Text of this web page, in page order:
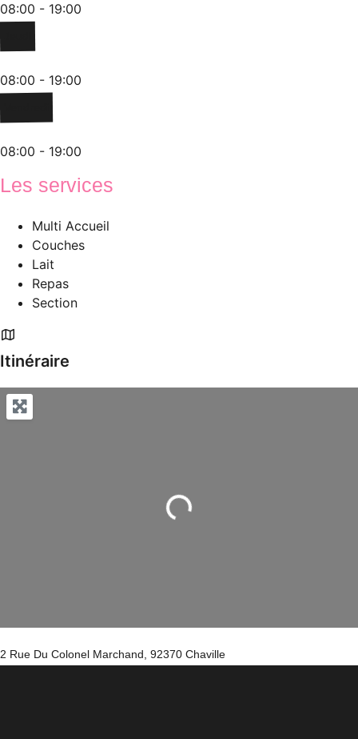
08:00 - 19:00
08:00 - 19:00
08:00 - 19:00
Les services
Multi Accueil
Couches
Lait
Repas
Section
Itinéraire
Chargement...
2 Rue Du Colonel Marchand, 92370 Chaville